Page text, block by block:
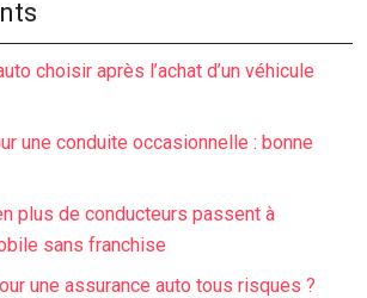
choisir après l’achat d’un véhicule
une conduite occasionnelle : bonne
plus de conducteurs passent à
sans franchise
une assurance auto tous risques ?